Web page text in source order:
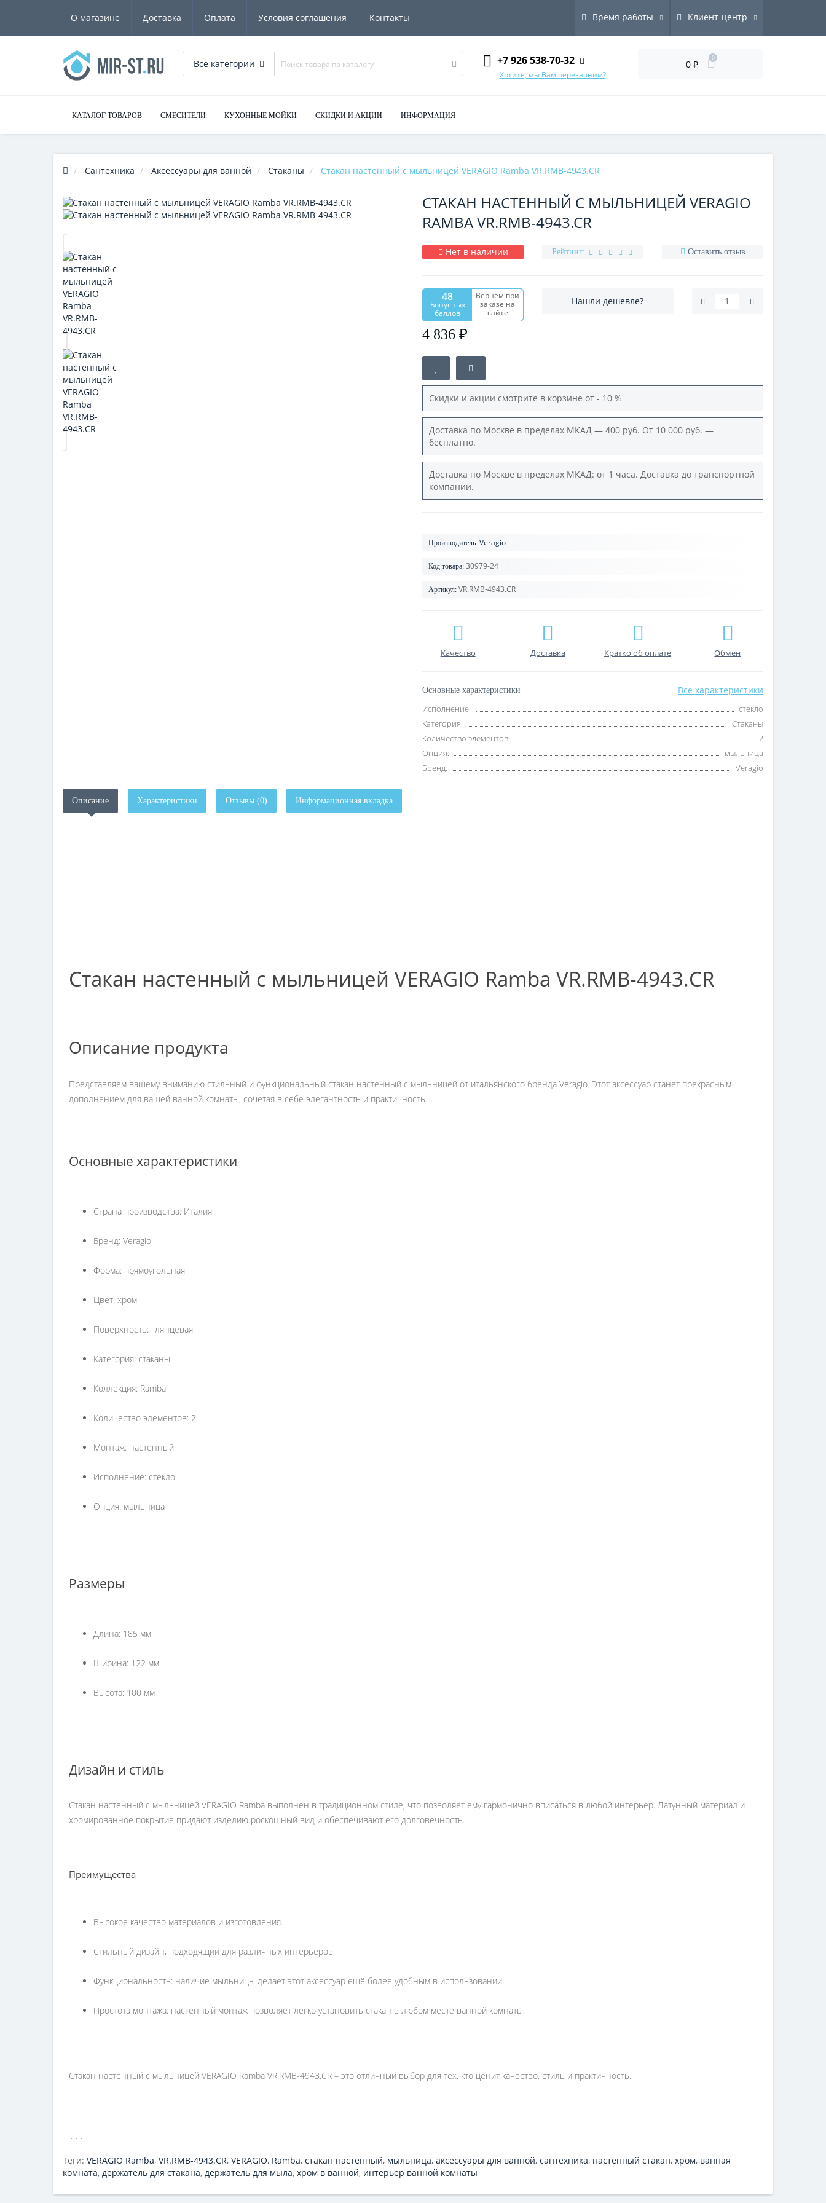
О магазине Доставка Оплата Условия соглашения Контакты Время работы Клиент-центр
Все категории +7 926 538-70-32
Хотите, мы Вам перезвоним?
0 ₽
0
КАТАЛОГ ТОВАРОВ СМЕСИТЕЛИ КУХОННЫЕ МОЙКИ СКИДКИ И АКЦИИ ИНФОРМАЦИЯ
Сантехника Аксессуары для ванной Стаканы Стакан настенный с мыльницей VERAGIO Ramba VR.RMB-4943.CR
СТАКАН НАСТЕННЫЙ С МЫЛЬНИЦЕЙ VERAGIO
RAMBA VR.RMB-4943.CR
Нет в наличии Рейтинг: Оставить отзыв
48
Бонусных
баллов
Вернем при
заказе на
сайте
4 836 ₽
Нашли дешевле?
Скидки и акции смотрите в корзине от - 10 %
Доставка по Москве в пределах МКАД — 400 руб. От 10 000 руб. —
бесплатно.
Доставка по Москве в пределах МКАД: от 1 часа. Доставка до транспортной
компании.
Производитель: Veragio
Код товара: 30979-24
Артикул: VR.RMB-4943.CR
Качество Доставка Кратко об оплате Обмен
Основные характеристики Все характеристики
Исполнение:
стекло
Категория:
Стаканы
Количество элементов:
2
Опция:
мыльница
Бренд:
Veragio
Описание Характеристики Отзывы (0) Информационная вкладка
Стакан настенный с мыльницей VERAGIO Ramba VR.RMB-4943.CR
Описание продукта
Представляем вашему вниманию стильный и функциональный стакан настенный с мыльницей от итальянского бренда Veragio. Этот аксессуар станет прекрасным
дополнением для вашей ванной комнаты, сочетая в себе элегантность и практичность.
Основные характеристики
Страна производства: Италия
Бренд: Veragio
Форма: прямоугольная
Цвет: хром
Поверхность: глянцевая
Категория: стаканы
Коллекция: Ramba
Количество элементов: 2
Монтаж: настенный
Исполнение: стекло
Опция: мыльница
Размеры
Длина: 185 мм
Ширина: 122 мм
Высота: 100 мм
Дизайн и стиль
Стакан настенный с мыльницей VERAGIO Ramba выполнен в традиционном стиле, что позволяет ему гармонично вписаться в любой интерьер. Латунный материал и
хромированное покрытие придают изделию роскошный вид и обеспечивают его долговечность.
Преимущества
Высокое качество материалов и изготовления.
Стильный дизайн, подходящий для различных интерьеров.
Функциональность: наличие мыльницы делает этот аксессуар ещё более удобным в использовании.
Простота монтажа: настенный монтаж позволяет легко установить стакан в любом месте ванной комнаты.
Стакан настенный с мыльницей VERAGIO Ramba VR.RMB-4943.CR – это отличный выбор для тех, кто ценит качество, стиль и практичность.
```
Теги: VERAGIO Ramba, VR.RMB-4943.CR, VERAGIO, Ramba, стакан настенный, мыльница, аксессуары для ванной, сантехника, настенный стакан, хром, ванная
комната, держатель для стакана, держатель для мыла, хром в ванной, интерьер ванной комнаты